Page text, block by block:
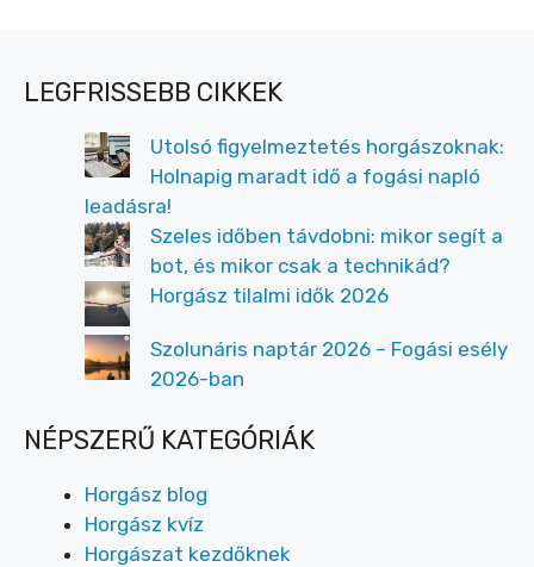
LEGFRISSEBB CIKKEK
Utolsó figyelmeztetés horgászoknak:
Holnapig maradt idő a fogási napló
leadásra!
Szeles időben távdobni: mikor segít a
bot, és mikor csak a technikád?
Horgász tilalmi idők 2026
Szolunáris naptár 2026 – Fogási esély
2026-ban
NÉPSZERŰ KATEGÓRIÁK
Horgász blog
Horgász kvíz
Horgászat kezdőknek